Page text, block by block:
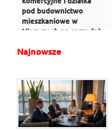
pod budownictwo
mieszkaniowe w
Niemczech na sprzedaż
Najnowsze